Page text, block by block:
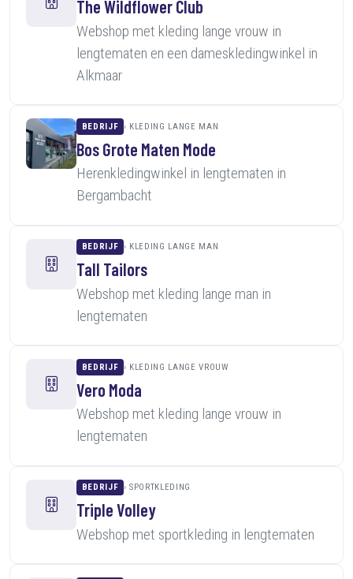
The Wildflower Club
Webshop met kleding lange vrouw in
lengtematen en een dameskledingwinkel in
Alkmaar
BEDRIJF KLEDING LANGE MAN
Bos Grote Maten Mode
Herenkledingwinkel in lengtematen in
Bergambacht
BEDRIJF KLEDING LANGE MAN
Tall Tailors
Webshop met kleding lange man in
lengtematen
BEDRIJF KLEDING LANGE VROUW
Vero Moda
Webshop met kleding lange vrouw in
lengtematen
BEDRIJF SPORTKLEDING
Triple Volley
Webshop met sportkleding in lengtematen